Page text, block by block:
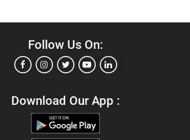
Follow Us On:
Download Our App :